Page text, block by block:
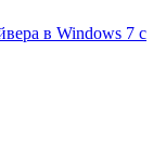
в Windows 7 с